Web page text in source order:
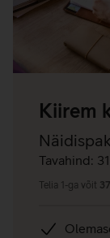
Kiirem
Tavahind:
Telia 1-ga võit